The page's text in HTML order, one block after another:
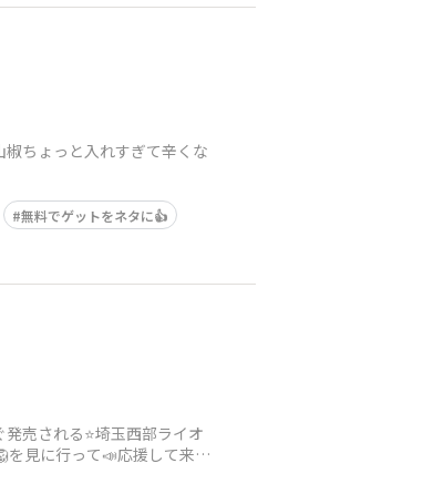
ちょっと入れすぎて辛くな
無料でゲットをネタに👍
売される⭐️埼玉西部ライオ
を見に行って📣応援して来ま